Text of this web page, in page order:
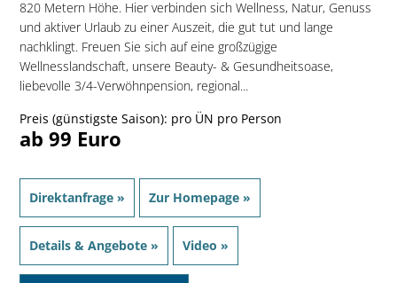
820 Metern Höhe. Hier verbinden sich Wellness, Natur, Genuss
und aktiver Urlaub zu einer Auszeit, die gut tut und lange
nachklingt. Freuen Sie sich auf eine großzügige
Wellnesslandschaft, unsere Beauty- & Gesundheitsoase,
liebevolle 3/4-Verwöhnpension, regional...
Preis (günstigste Saison): pro ÜN pro Person
ab 99 Euro
Direktanfrage » Zur Homepage »
Details & Angebote » Video »